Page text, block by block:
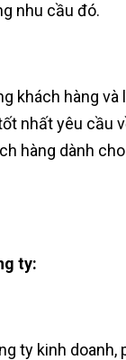
nhu cầu đó.
khách hàng và
nhất yêu cầu
hàng dành
ty:
ty kinh doanh,